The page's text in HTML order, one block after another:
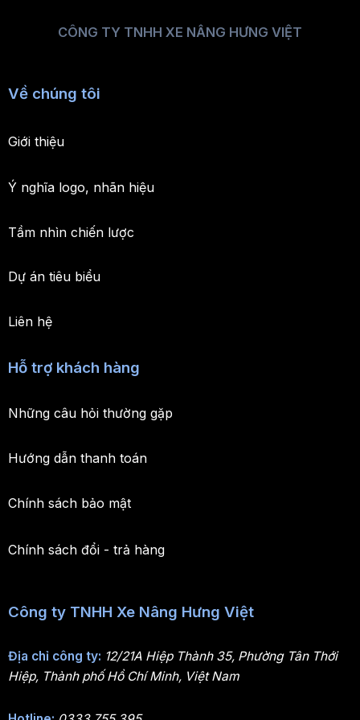
CÔNG TY TNHH XE NÂNG HƯNG VIỆT
Về chúng tôi
Giới thiệu
Ý nghĩa logo, nhãn hiệu
Tầm nhìn chiến lược
Dự án tiêu biểu
Liên hệ
Hỗ trợ khách hàng
Những câu hỏi thường gặp
Hướng dẫn thanh toán
Chính sách bảo mật
Chính sách đổi - trả hàng
Công ty TNHH Xe Nâng Hưng Việt
Địa chỉ công ty: 12/21A Hiệp Thành 35, Phường Tân Thới
Hiệp, Thành phố Hồ Chí Minh, Việt Nam